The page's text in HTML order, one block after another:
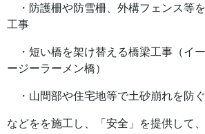
・防護柵や防雪柵、外構フェンス等
工事
・短い橋を架け替える橋梁工事（イ
ージーラーメン橋）
・山間部や住宅地等で土砂崩れを防
などをを施工し、「安全」を提供して